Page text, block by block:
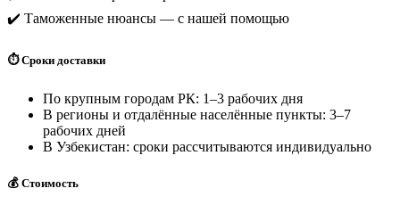
✔️ Таможенные нюансы — с нашей помощью
⏱️ Сроки доставки
По крупным городам РК: 1–3 рабочих дня
В регионы и отдалённые населённые пункты: 3–7
рабочих дней
В Узбекистан: сроки рассчитываются индивидуально
💰 Стоимость